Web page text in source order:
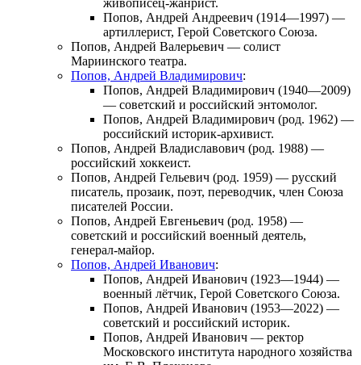
живописец-жанрист.
Попов, Андрей Андреевич (1914—1997) —
артиллерист, Герой Советского Союза.
Попов, Андрей Валерьевич — солист
Мариинского театра.
Попов, Андрей Владимирович:
Попов, Андрей Владимирович (1940—2009)
— советский и российский энтомолог.
Попов, Андрей Владимирович (род. 1962) —
российский историк-архивист.
Попов, Андрей Владиславович (род. 1988) —
российский хоккеист.
Попов, Андрей Гельевич (род. 1959) — русский
писатель, прозаик, поэт, переводчик, член Союза
писателей России.
Попов, Андрей Евгеньевич (род. 1958) —
советский и российский военный деятель,
генерал-майор.
Попов, Андрей Иванович:
Попов, Андрей Иванович (1923—1944) —
военный лётчик, Герой Советского Союза.
Попов, Андрей Иванович (1953—2022) —
советский и российский историк.
Попов, Андрей Иванович — ректор
Московского института народного хозяйства